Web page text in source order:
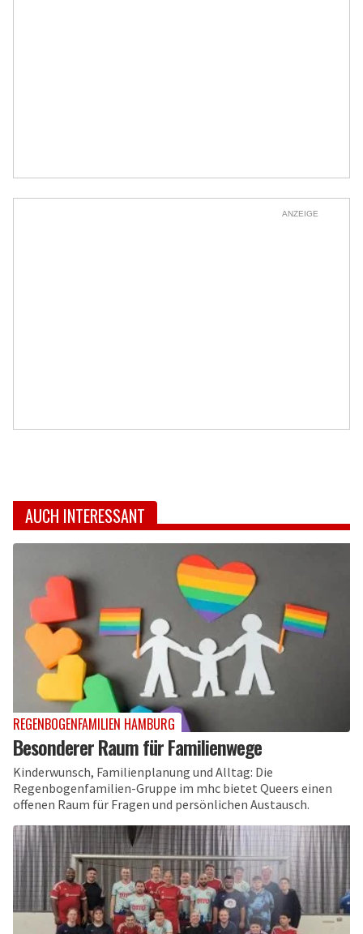
ANZEIGE
AUCH INTERESSANT
REGENBOGENFAMILIEN HAMBURG
Besonderer Raum für Familienwege
Kinderwunsch, Familienplanung und Alltag: Die
Regenbogenfamilien-Gruppe im mhc bietet Queers einen
offenen Raum für Fragen und persönlichen Austausch.